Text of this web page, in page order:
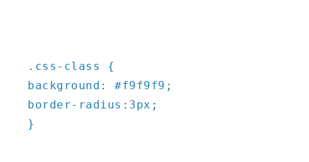
.css-class {
background: #f9f9f9;
border-radius:3px;
}